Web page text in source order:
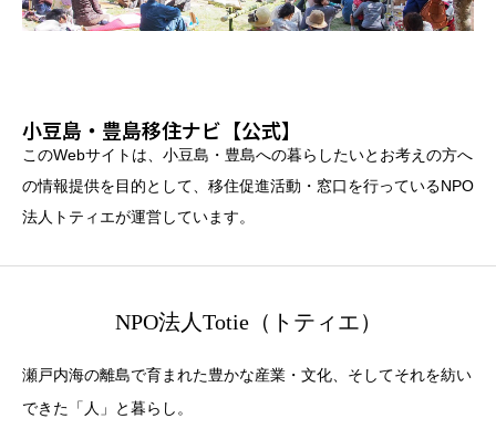
小豆島・豊島移住ナビ【公式】
このWebサイトは、小豆島・豊島への暮らしたいとお考えの方へ
の情報提供を目的として、移住促進活動・窓口を行っているNPO
法人トティエが運営しています。
NPO法人Totie（トティエ）
瀬戸内海の離島で育まれた豊かな産業・文化、そしてそれを紡い
できた「人」と暮らし。